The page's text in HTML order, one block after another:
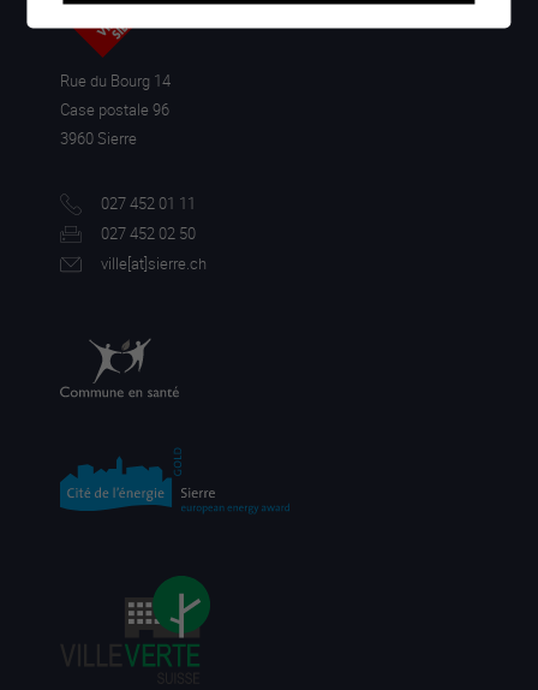
Rue du Bourg 14
Case postale 96
3960 Sierre
027 452 01 11
027 452 02 50
ville[at]sierre.ch